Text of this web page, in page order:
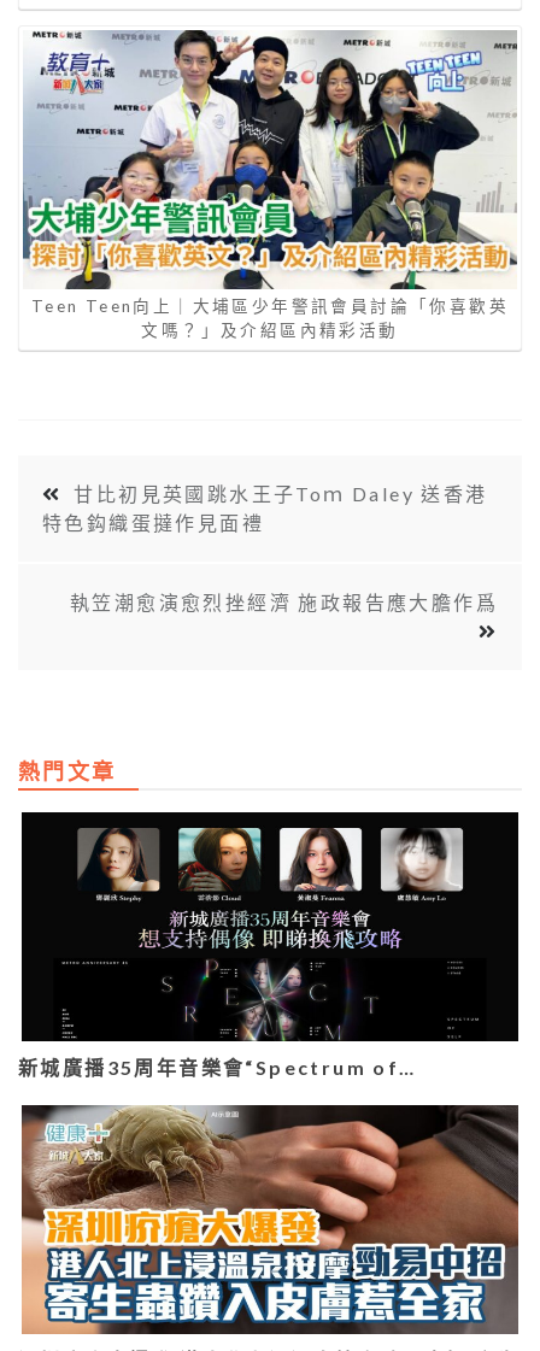
Teen Teen向上｜大埔區少年警訊會員討論「你喜歡英
文嗎？」及介紹區內精彩活動
甘比初見英國跳水王子Toｍ Daley 送香港
特色鈎織蛋撻作見面禮
執笠潮愈演愈烈挫經濟 施政報告應大膽作爲
熱門文章
新城廣播35周年音樂會“Spectrum of…